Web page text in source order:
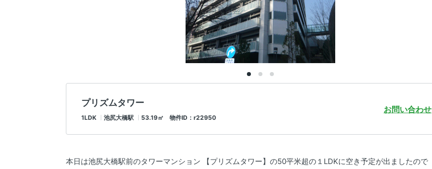
プリズムタワー
1LDK 池尻大橋駅 53.19㎡ 物件ID：r22950
お問い合わせ
本日は池尻大橋駅前のタワーマンション 【プリズムタワー】の50平米超の１LDKに空き予定が出ましたので